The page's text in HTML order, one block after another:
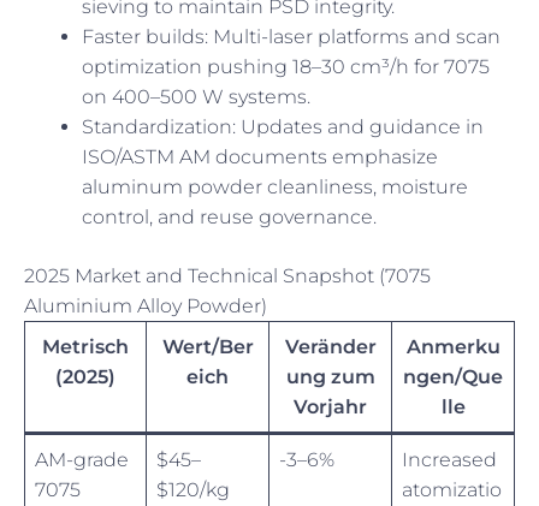
sieving to maintain PSD integrity.
Faster builds: Multi-laser platforms and scan
optimization pushing 18–30 cm³/h for 7075
on 400–500 W systems.
Standardization: Updates and guidance in
ISO/ASTM AM documents emphasize
aluminum powder cleanliness, moisture
control, and reuse governance.
2025 Market and Technical Snapshot (7075
Aluminium Alloy Powder)
Metrisch
(2025)
Wert/Ber
eich
Veränder
ung zum
Vorjahr
Anmerku
ngen/Que
lle
AM-grade
7075
$45–
$120/kg
-3–6%
Increased
atomizatio